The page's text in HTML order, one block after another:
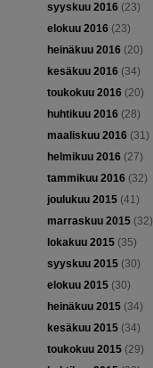
syyskuu 2016 (23)
elokuu 2016 (23)
heinäkuu 2016 (20)
kesäkuu 2016 (34)
toukokuu 2016 (20)
huhtikuu 2016 (28)
maaliskuu 2016 (31)
helmikuu 2016 (27)
tammikuu 2016 (32)
joulukuu 2015(41)
marraskuu 2015(32)
lokakuu 2015(35)
syyskuu 2015(30)
elokuu 2015(30)
heinäkuu 2015(34)
kesäkuu 2015(34)
toukokuu 2015(29)